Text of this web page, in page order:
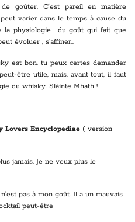
goûter. C'est pareil en matière
varier dans le temps à cause du
la physiologie du goût qui fait que
évoluer , s’affiner..
est bon, tu peux certes demander
être utile, mais, avant tout, il faut
du whisky. Slàinte Mhath !
Lovers Encyclopediae ( version
jamais. Je ne veux plus le
pas à mon goût. Il a un mauvais
peut-être